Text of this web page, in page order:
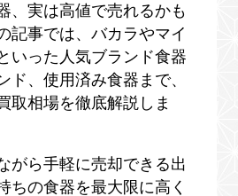
、実は高値で売れるかも
記事では、バカラやマイ
いった人気ブランド食器
ド、使用済み食器まで、
取相場を徹底解説しま
がら手軽に売却できる出
ちの食器を最大限に高く